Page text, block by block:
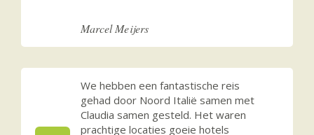
Marcel Meijers
We hebben een fantastische reis
gehad door Noord Italië samen met
Claudia samen gesteld. Het waren
prachtige locaties goeie hotels